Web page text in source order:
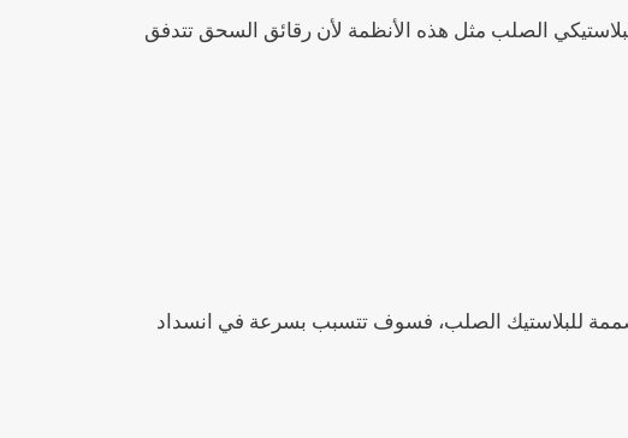
الصلب مثل هذه الأنظمة لأن رقائق السحق تتدفق
مصممة للبلاستيك الصلب، فسوف تتسبب بسرعة في انسداد